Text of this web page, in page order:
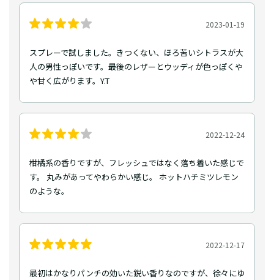
2023-01-19
スプレーで試しました。きつくない、ほろ苦いシトラスが大
人の男性っぽいです。最後のレザーとウッディが色っぽくや
や甘く広がります。Y.T
2022-12-24
柑橘系の香りですが、フレッシュではなく落ち着いた感じで
す。 丸みがあってやわらかい感じ。 ホットハチミツレモン
のような。
2022-12-17
最初はかなりパンチの効いた鋭い香りなのですが、徐々にゆ